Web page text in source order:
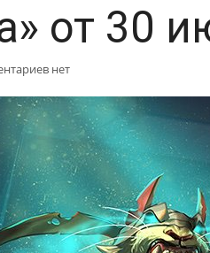
от 30
нет